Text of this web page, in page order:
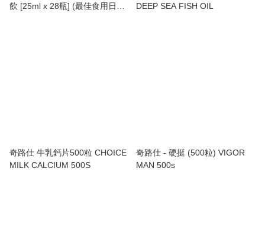
飲 [25ml x 28瓶] (最佳食用日期:
DEEP SEA FISH OIL
奇路仕 牛乳鈣片500粒 CHOICE
MILK CALCIUM 500S
奇路仕 - 硬挺 (500粒) VIGOR
MAN 500s